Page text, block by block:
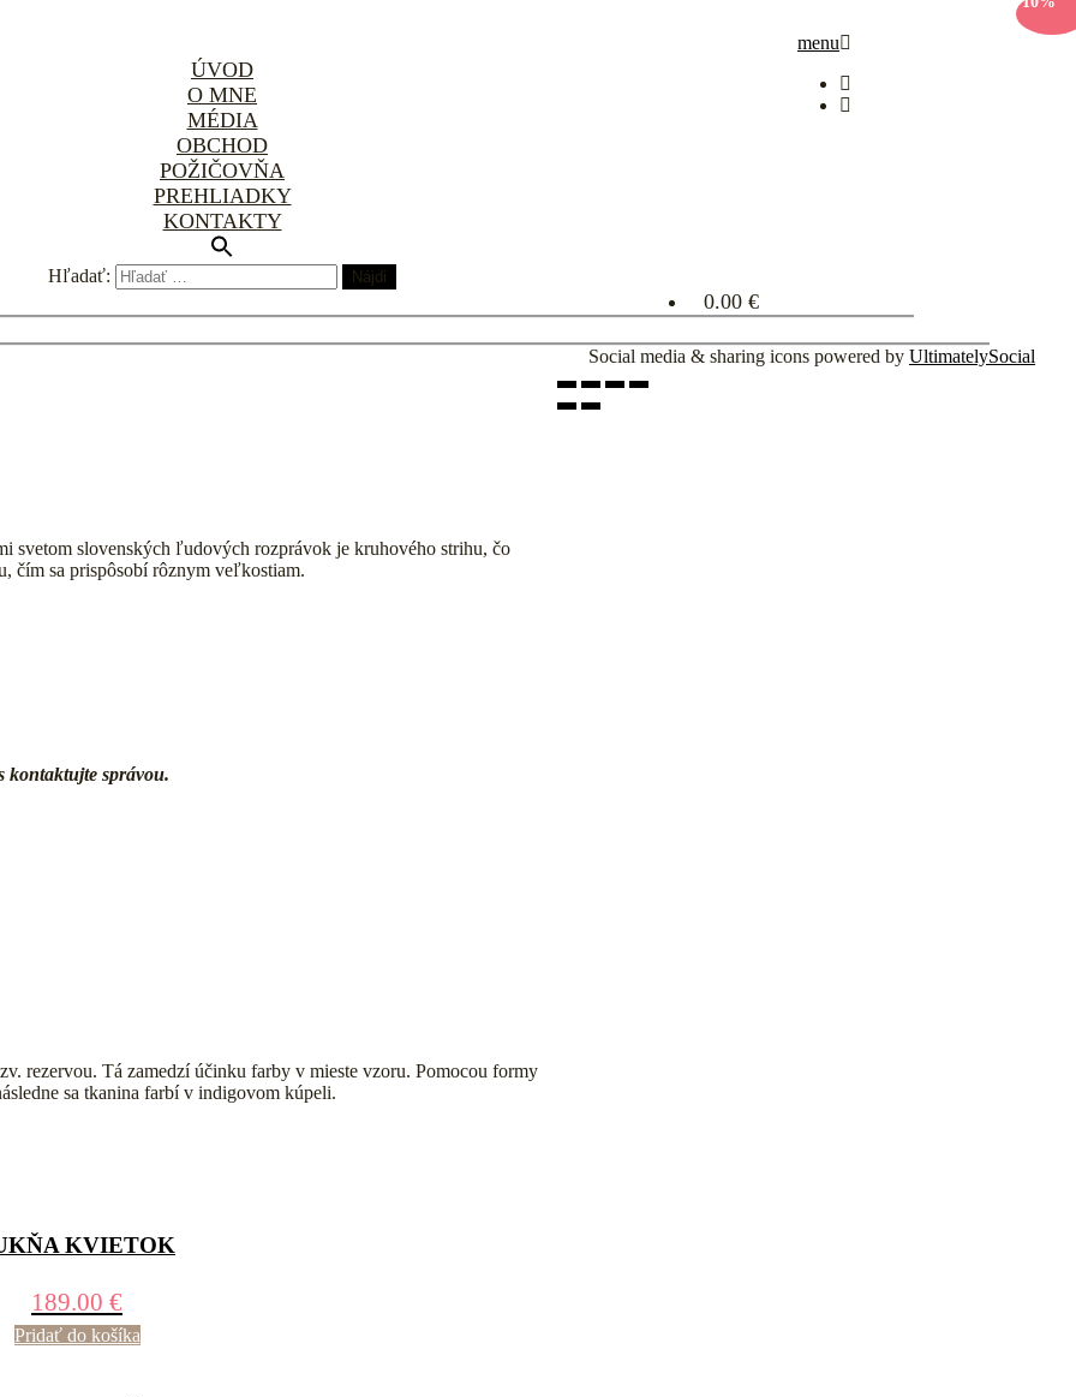
ÚVOD
O MNE
MÉDIA
OBCHOD
POŽIČOVŇA
PREHLIADKY
KONTAKTY
Hľadať:
0.00 €
menu
svetom slovenských ľudových rozprávok je kruhového strihu, čo
čím sa prispôsobí rôznym veľkostiam.
kontaktujte správou.
rezervou. Tá zamedzí účinku farby v mieste vzoru. Pomocou formy
sa tkanina farbí v indigovom kúpeli.
KVIETOK
189.00 €
Pridať do košíka
Social media & sharing icons powered by UltimatelySocial